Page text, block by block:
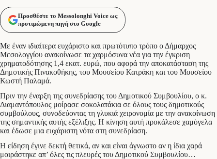
Προσθέστε το Messolonghi Voice ως
προτιμώμενη πηγή στο Google
Με έναν ιδιαίτερα ευχάριστο και πρωτότυπο τρόπο ο Δήμαρχος
Μεσολογγίου ανακοίνωσε τα χαρμόσυνα νέα για την έγκριση
χρηματοδότησης 1,4 εκατ. ευρώ, που αφορά την αποκατάσταση της
Δημοτικής Πινακοθήκης, του Μουσείου Κατράκη και του Μουσείου
Κωστή Παλαμά.
Πριν την έναρξη της συνεδρίασης του Δημοτικού Συμβουλίου, ο κ.
Διαμαντόπουλος μοίρασε σοκολατάκια σε όλους τους δημοτικούς
συμβούλους, συνοδεύοντας τη γλυκιά χειρονομία με την ανακοίνωση
της σημαντικής αυτής εξέλιξης. Η κίνηση αυτή προκάλεσε χαμόγελα
και έδωσε μια ευχάριστη νότα στη συνεδρίαση.
Η είδηση έγινε δεκτή θετικά, αν και είναι άγνωστο αν η ίδια χαρά
μοιράστηκε απ’ όλες τις πλευρές του Δημοτικού Συμβουλίου…